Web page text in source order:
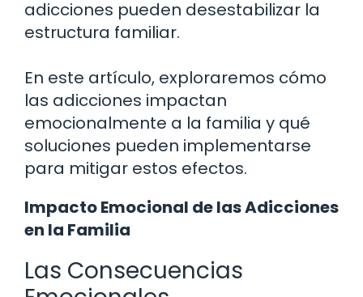
adicciones pueden desestabilizar la
estructura familiar.
En este artículo, exploraremos cómo
las adicciones impactan
emocionalmente a la familia y qué
soluciones pueden implementarse
para mitigar estos efectos.
Impacto Emocional de las Adicciones
en la Familia
Las Consecuencias